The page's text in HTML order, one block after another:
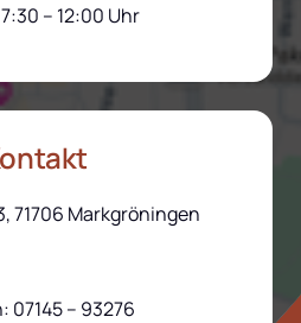
– 12:00 Uhr
71706 Markgröningen
07145 – 93276